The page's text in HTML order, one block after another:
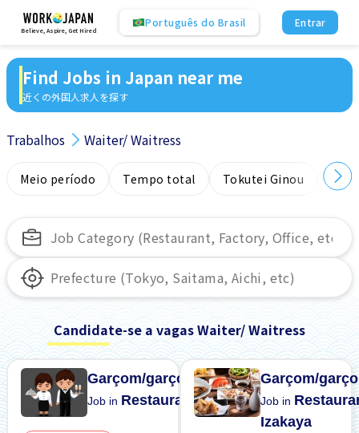
Believe, Aspire, Get Hired
Português do Brasil Entrar
Find Jobs in Japan near me
近くの外国人求人を探す
Trabalhos Waiter/ Waitress
Meio período Tempo total Tokutei Ginou
Candidate-se a vagas Waiter/ Waitress
Garçom/garçonete
Job in Restaurante
Garçom/
Job in
Izakaya